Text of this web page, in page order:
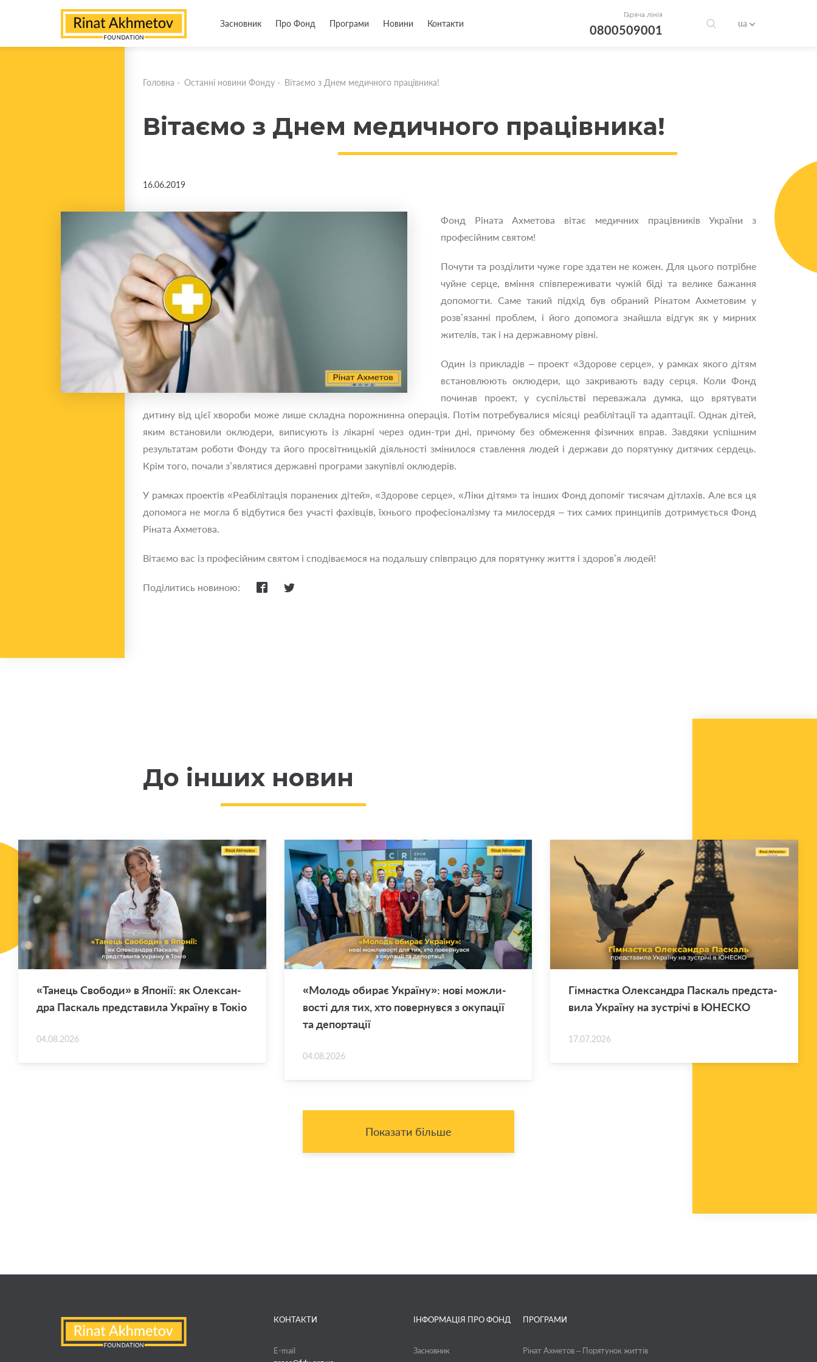
Засновник Про Фонд Програми Новини Контакти
Гаряча лінія
0800509001 ua
Головна - Останні новини Фонду - Вітаємо з Днем медичного працівника!
Вітаємо з Днем медичного працівника!
16.06.2019
Фонд Ріната Ахметова вітає медичних працівників України з
професійним святом!
Почути та розділити чуже горе здатен не кожен. Для цього потрібне
чуйне серце, вміння співпереживати чужій біді та велике бажання
допомогти. Саме такий підхід був обраний Рінатом Ахметовим у
розв’язанні проблем, і його допомога знайшла відгук як у мирних
жителів, так і на державному рівні.
Один із прикладів – проект «Здорове серце», у рамках якого дітям
встановлюють оклюдери, що закривають ваду серця. Коли Фонд
починав проект, у суспільстві переважала думка, що врятувати
дитину від цієї хвороби може лише складна порожнинна операція. Потім потребувалися місяці реабілітації та адаптації. Однак дітей,
яким встановили оклюдери, виписують із лікарні через один-три дні, причому без обмеження фізичних вправ. Завдяки успішним
результатам роботи Фонду та його просвітницькій діяльності змінилося ставлення людей і держави до порятунку дитячих сердець.
Крім того, почали з’являтися державні програми закупівлі оклюдерів.
У рамках проектів «Реабілітація поранених дітей», «Здорове серце», «Ліки дітям» та інших Фонд допоміг тисячам дітлахів. Але вся ця
допомога не могла б відбутися без участі фахівців, їхнього професіоналізму та милосердя – тих самих принципів дотримується Фонд
Ріната Ахметова.
Вітаємо вас із професійним святом і сподіваємося на подальшу співпрацю для порятунку життя і здоров’я людей!
Поділитись новиною:
До інших новин
«Та­нець Сво­бо­ди» в Япо­нії: як Оле­ксан­
дра Па­скаль пред­ста­ви­ла Укра­ї­ну в Токіо
04.08.2026
«Мо­лодь оби­рає Укра­ї­ну»: нові мо­жли­
во­сті для тих, хто по­вер­нув­ся з оку­па­ції
та де­пор­та­ції
04.08.2026
Гім­нас­тка Оле­ксан­дра Па­скаль пред­ста­
ви­ла Укра­ї­ну на зу­стрі­чі в ЮНЕ­СКО
17.07.2026
Показати більше
КОНТАКТИ
E-mail
ІНФОРМАЦІЯ ПРО ФОНД
Засновник
ПРОГРАМИ
Рінат Ахметов – Порятунок життів